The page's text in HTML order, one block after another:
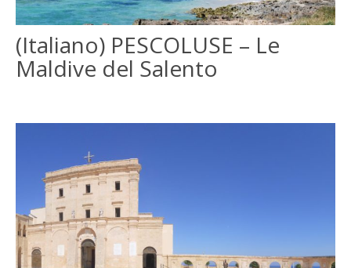
ITALIANO
FRANÇAIS
(Italiano) PESCOLUSE – Le
Maldive del Salento